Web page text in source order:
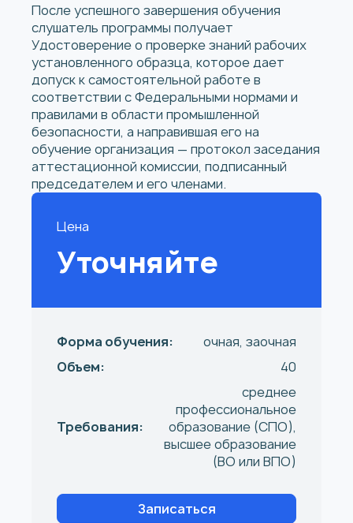
После успешного завершения обучения
слушатель программы получает
Удостоверение о проверке знаний рабочих
установленного образца, которое дает
допуск к самостоятельной работе в
соответствии с Федеральными нормами и
правилами в области промышленной
безопасности, а направившая его на
обучение организация — протокол заседания
аттестационной комиссии, подписанный
председателем и его членами.
Цена
Уточняйте
Форма обучения:
очная, заочная
Объем:
40
Требования:
среднее
профессиональное
образование (СПО),
высшее образование
(ВО или ВПО)
Записаться